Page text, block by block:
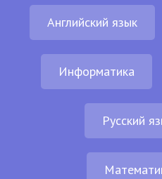
Английский язык
Информатика
Русский